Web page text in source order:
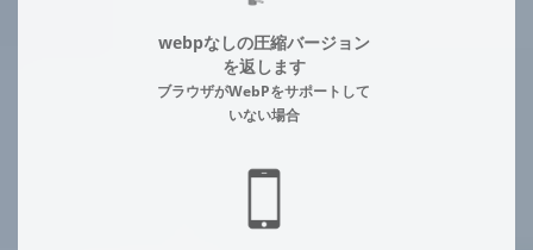
webpなしの圧縮バージョン
を返します
ブラウザがWebPをサポートして
いない場合